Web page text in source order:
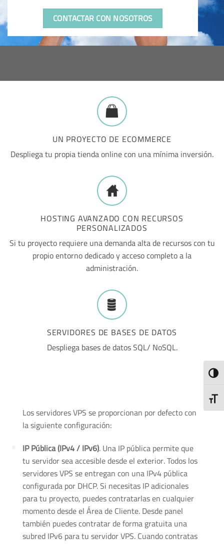
CONTACTAR CON NOSOTROS
UN PROYECTO DE ECOMMERCE
Despliega tu propia tienda online con una mínima inversión.
HOSTING AVANZADO CON RECURSOS
PERSONALIZADOS
Si tu proyecto requiere una demanda alta de recursos con tu
propio entorno dedicado y acceso completo a la
administración.
SERVIDORES DE BASES DE DATOS
Despliega bases de datos SQL/ NoSQL.
Los servidores VPS se proporcionan por defecto con
la siguiente configuración:
IP Pública (IPv4 / IPv6). Una IP pública permite que
tu servidor sea accesible desde el exterior. Todos los
servidores VPS se entregan con una IPv4 pública
configurada por DHCP. Si necesitas IP adicionales
para tu proyecto, puedes contratarlas en cualquier
momento desde el Área de Cliente. Desde panel
también puedes contratar de forma gratuita una
subred IPv6 para tu servidor VPS. Cuando contratas